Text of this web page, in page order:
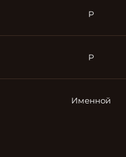
P
P
Именной